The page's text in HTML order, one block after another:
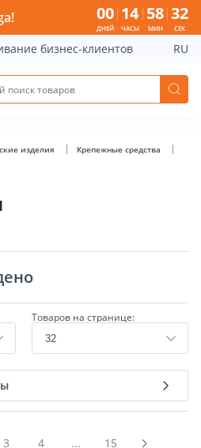
loaded 00
ДНЕЙ
14
ЧАСЫ
58
МИН
32
СЕК
бизнес-клиентов RU
изделия
Крепежные средства
Товаров на странице:
3 4 ... 15